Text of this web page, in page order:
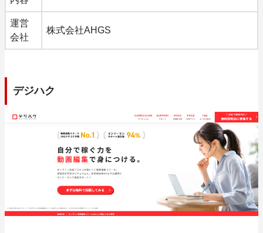
運営
会社
株式会社AHGS
デジハク